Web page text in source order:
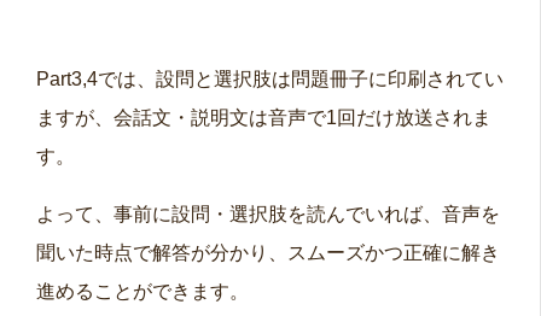
Part3,4では、設問と選択肢は問題冊子に印刷されてい
ますが、会話文・説明文は音声で1回だけ放送されま
す。
よって、事前に設問・選択肢を読んでいれば、音声を
聞いた時点で解答が分かり、スムーズかつ正確に解き
進めることができます。